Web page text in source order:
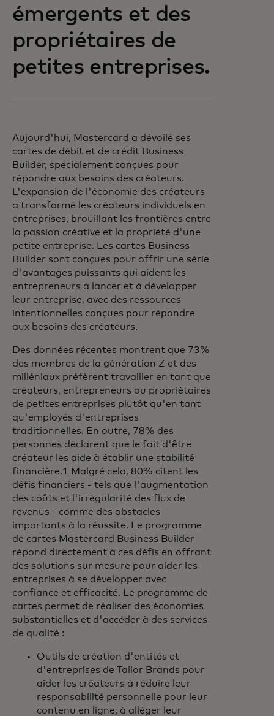
émergents et des
propriétaires de
petites entreprises.
Aujourd'hui, Mastercard a dévoilé ses
cartes de débit et de crédit Business
Builder, spécialement conçues pour
répondre aux besoins des créateurs.
L'expansion de l'économie des créateurs
a transformé les créateurs individuels en
entreprises, brouillant les frontières entre
la passion créative et la propriété d'une
petite entreprise. Les cartes Business
Builder sont conçues pour offrir une série
d'avantages puissants qui aident les
entrepreneurs à lancer et à développer
leur entreprise, avec des ressources
intentionnelles conçues pour répondre
aux besoins des créateurs.
Des données récentes montrent que 73%
des membres de la génération Z et des
milléniaux préfèrent travailler en tant que
créateurs, entrepreneurs ou propriétaires
de petites entreprises plutôt qu'en tant
qu'employés d'entreprises
traditionnelles. En outre, 78% des
personnes déclarent que le fait d'être
créateur les aide à établir une stabilité
financière.1 Malgré cela, 80% citent les
défis financiers - tels que l'augmentation
des coûts et l'irrégularité des flux de
revenus - comme des obstacles
importants à la réussite. Le programme
de cartes Mastercard Business Builder
répond directement à ces défis en offrant
des solutions sur mesure pour aider les
entreprises à se développer avec
confiance et efficacité. Le programme de
cartes permet de réaliser des économies
substantielles et d'accéder à des services
de qualité :
Outils de création d'entités et
d'entreprises de Tailor Brands pour
aider les créateurs à réduire leur
responsabilité personnelle pour leur
contenu en ligne, à alléger leur